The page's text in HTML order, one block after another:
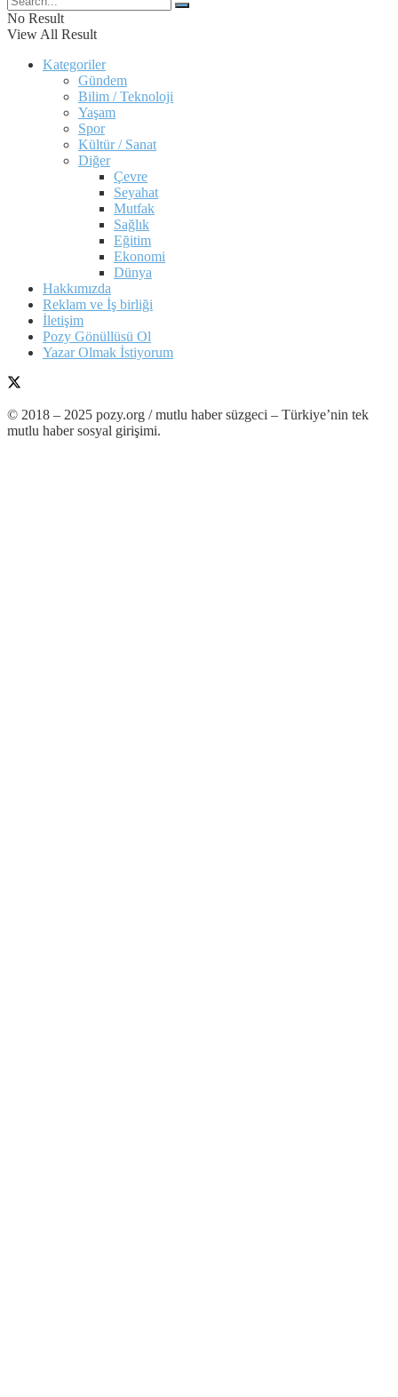
No Result
View All Result
Kategoriler
Gündem
Bilim / Teknoloji
Yaşam
Spor
Kültür / Sanat
Diğer
Çevre
Seyahat
Mutfak
Sağlık
Eğitim
Ekonomi
Dünya
Hakkımızda
Reklam ve İş birliği
İletişim
Pozy Gönüllüsü Ol
Yazar Olmak İstiyorum
© 2018 – 2025 pozy.org / mutlu haber süzgeci – Türkiye’nin tek
mutlu haber sosyal girişimi.